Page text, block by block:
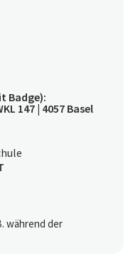
Badge):
147 | 4057 Basel
während der